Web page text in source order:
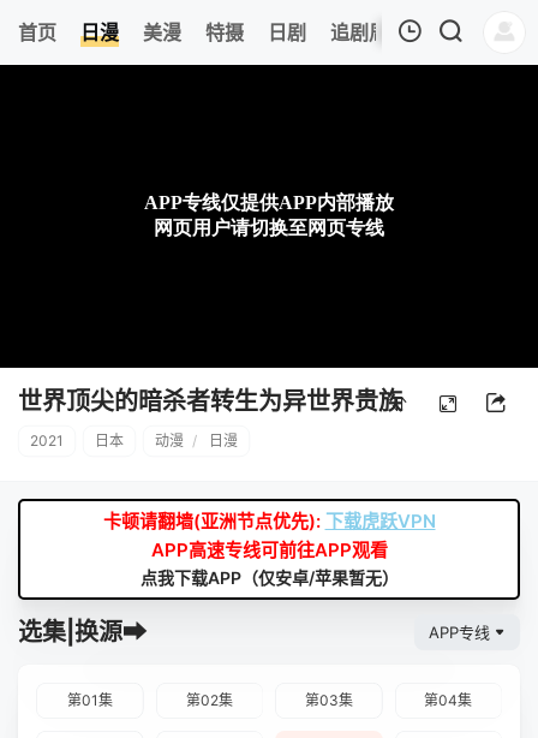
首页 日漫 美漫 特摄 日剧 追剧周表 今日更新
世界顶尖的暗杀者转生为异世界贵族
2021 日本 动漫 / 日漫
卡顿请翻墙(亚洲节点优先): 下载虎跃VPN
APP高速专线可前往APP观看
点我下载APP（仅安卓/苹果暂无）
选集|换源➡ APP专线
第01集 第02集 第03集 第04集